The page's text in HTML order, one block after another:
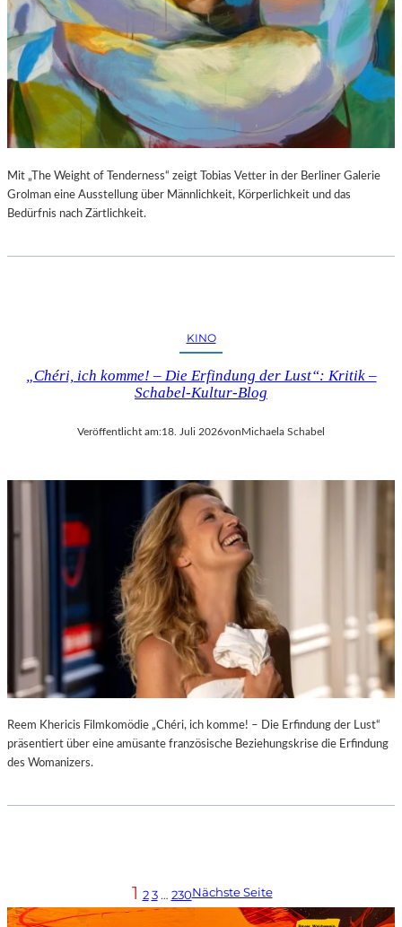
Mit „The Weight of Tenderness“ zeigt Tobias Vetter in der Berliner Galerie
Grolman eine Ausstellung über Männlichkeit, Körperlichkeit und das
Bedürfnis nach Zärtlichkeit.
KINO
„Chéri, ich komme! – Die Erfindung der Lust“: Kritik –
Schabel-Kultur-Blog
Veröffentlicht am:18. Juli 2026vonMichaela Schabel
Reem Khericis Filmkomödie „Chéri, ich komme! – Die Erfindung der Lust“
präsentiert über eine amüsante französische Beziehungskrise die Erfindung
des Womanizers.
1 2 3 … 230Nächste Seite